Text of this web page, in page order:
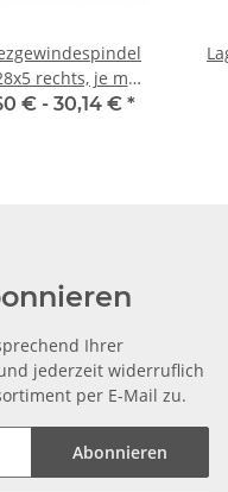
rechts, je m
±2mm
€ - 30,14 € *
Ihrer
jederzeit widerruflich
per E-Mail zu.
Abonnieren